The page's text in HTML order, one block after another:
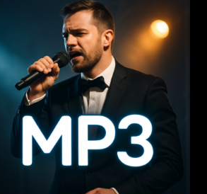
zwiększyć
lub
zmniejszyć
głośność.